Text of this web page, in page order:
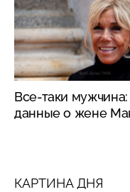
Все-таки
данные о жене
КАРТИНА ДНЯ